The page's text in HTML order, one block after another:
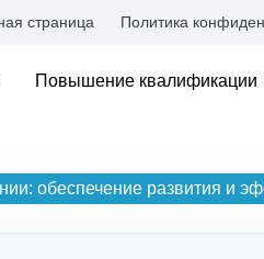
страница Политика
Повышение квалификации
обеспечение развития и